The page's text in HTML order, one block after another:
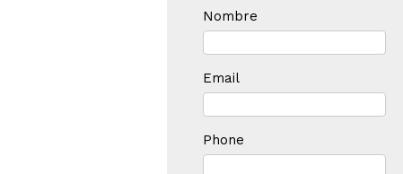
Nombre
Email
Phone